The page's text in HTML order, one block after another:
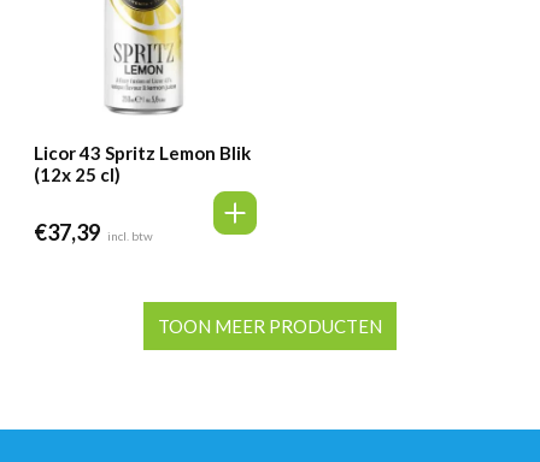
Licor 43 Spritz Lemon Blik
(12x 25 cl)
€37,39 incl. btw
TOON MEER PRODUCTEN